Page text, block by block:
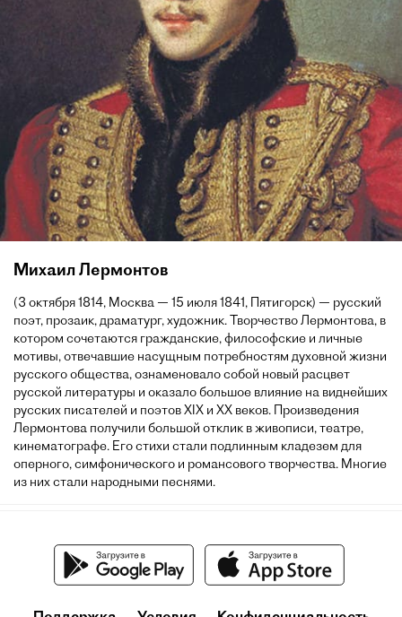
Михаил Лермонтов
(3 октября 1814, Москва — 15 июля 1841, Пятигорск) — русский
поэт, прозаик, драматург, художник. Творчество Лермонтова, в
котором сочетаются гражданские, философские и личные
мотивы, отвечавшие насущным потребностям духовной жизни
русского общества, ознаменовало собой новый расцвет
русской литературы и оказало большое влияние на виднейших
русских писателей и поэтов XIX и XX веков. Произведения
Лермонтова получили большой отклик в живописи, театре,
кинематографе. Его стихи стали подлинным кладезем для
оперного, симфонического и романсового творчества. Многие
из них стали народными песнями.